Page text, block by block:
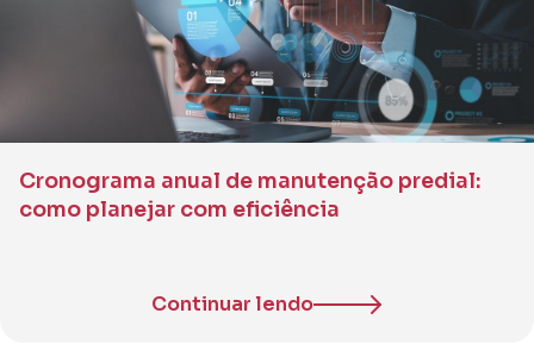
Cronograma anual de manutenção predial:
como planejar com eficiência
Continuar lendo